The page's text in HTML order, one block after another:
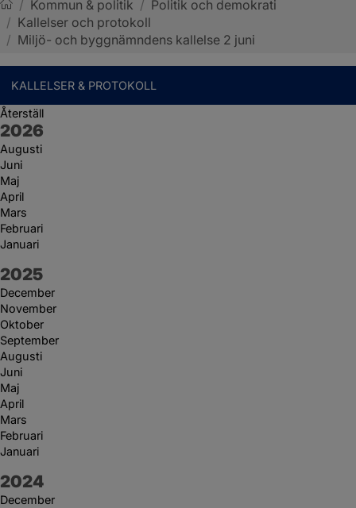
Sotenäs kommun
/ Kommun & politik / Politik och demokrati
/ Kallelser och protokoll
/ Miljö- och byggnämndens kallelse 2 juni
KALLELSER & PROTOKOLL
Återställ
År:
2026
Augusti
Juni
Maj
April
Mars
Februari
Januari
År:
2025
December
November
Oktober
September
Augusti
Juni
Maj
April
Mars
Februari
Januari
År:
2024
December